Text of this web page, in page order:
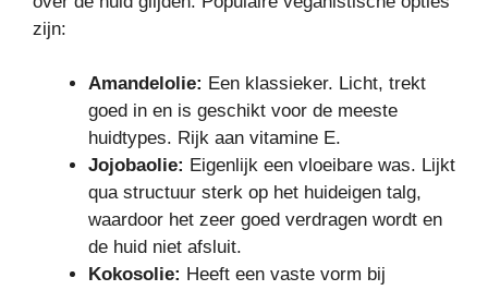
zijn:
Amandelolie: Een klassieker. Licht, trekt
goed in en is geschikt voor de meeste
huidtypes. Rijk aan vitamine E.
Jojobaolie: Eigenlijk een vloeibare was. Lijkt
qua structuur sterk op het huideigen talg,
waardoor het zeer goed verdragen wordt en
de huid niet afsluit.
Kokosolie: Heeft een vaste vorm bij